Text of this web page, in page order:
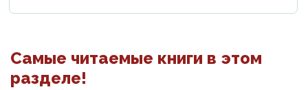
Самые читаемые книги в этом
разделе!